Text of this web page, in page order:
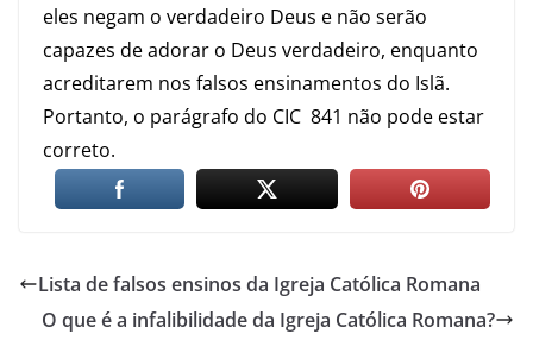
eles negam o verdadeiro Deus e não serão
capazes de adorar o Deus verdadeiro, enquanto
acreditarem nos falsos ensinamentos do Islã.
Portanto, o parágrafo do CIC 841 não pode estar
correto.
Lista de falsos ensinos da Igreja Católica Romana
O que é a infalibilidade da Igreja Católica Romana?